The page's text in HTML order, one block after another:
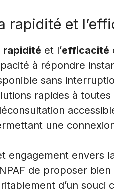
rapidité et
rapidité et l’efficacité
à répondre
sans
rapides à toutes
une
engagement envers
de proposer bien
d’un souci